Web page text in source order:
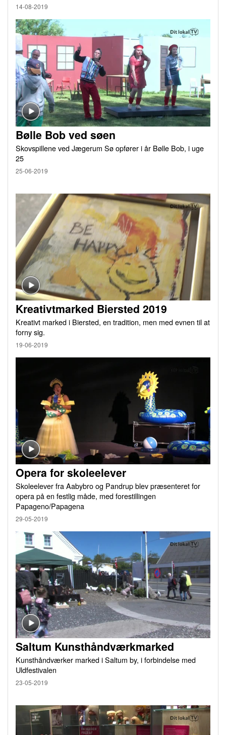
14-08-2019
Bølle Bob ved søen
Skovspillene ved Jægerum Sø opfører i år Bølle Bob, i uge
25
25-06-2019
Kreativtmarked Biersted 2019
Kreativt marked i Biersted, en tradition, men med evnen til at
forny sig.
19-06-2019
Opera for skoleelever
Skoleelever fra Aabybro og Pandrup blev præsenteret for
opera på en festlig måde, med forestillingen
Papageno/Papagena
29-05-2019
Saltum Kunsthåndværkmarked
Kunsthåndværker marked i Saltum by, i forbindelse med
Uldfestivalen
23-05-2019